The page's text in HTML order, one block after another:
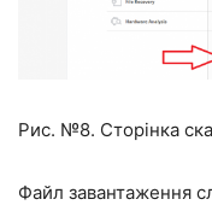
Рис. №8. Сторінка
Файл завантаження